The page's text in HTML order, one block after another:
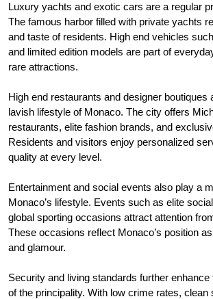
Luxury yachts and exotic cars are a regular
The famous harbor filled with private yachts
and taste of residents. High end vehicles
and limited edition models are part of
rare attractions.
High end restaurants and designer boutiques
lavish lifestyle of Monaco. The city offers
restaurants, elite fashion brands, and
Residents and visitors enjoy personalized
quality at every level.
Entertainment and social events also play a
Monaco’s lifestyle. Events such as elite
global sporting occasions attract attention
These occasions reflect Monaco’s position
and glamour.
Security and living standards further
of the principality. With low crime rates, clean